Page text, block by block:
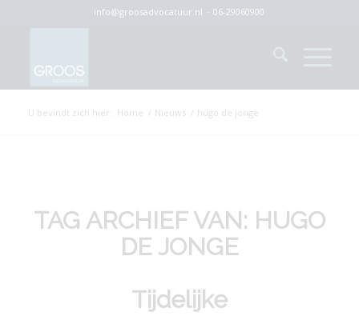
info@groosadvocatuur.nl –06-29060900
U bevindt zich hier: Home / Nieuws / hugo de jonge
TAG ARCHIEF VAN: HUGO
DE JONGE
Tijdelijke